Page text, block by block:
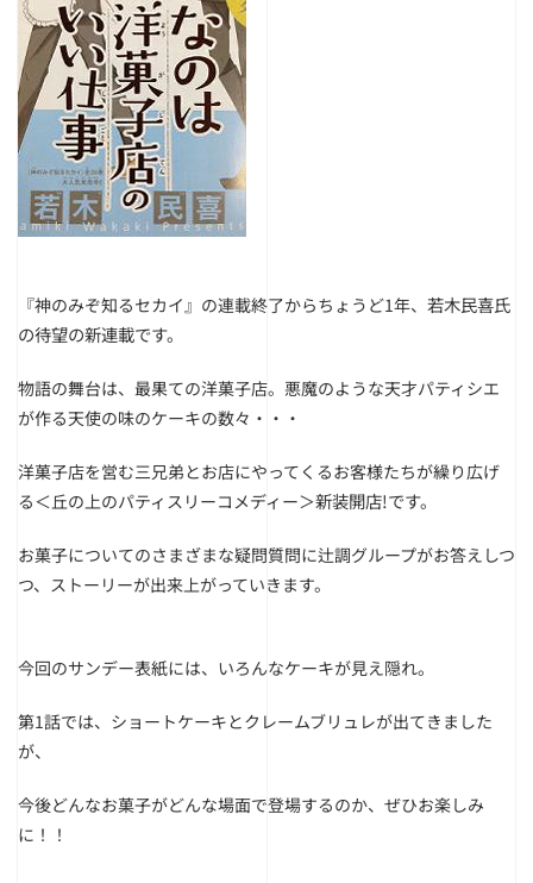
『神のみぞ知るセカイ』の連載終了からちょうど1年、 若木民喜氏
の待望の新連載です。
物語の舞台は、最果ての洋菓子店。悪魔のような天才パティシエ
が作る天使の味のケーキの数々・・・
洋菓子店を営む三兄弟とお店にやってくるお客様たちが繰り広げ
る＜丘の上のパティスリーコメディー＞新装開店!です。
お菓子についてのさまざまな疑問質問に辻調グループがお答えしつ
つ、ストーリーが出来上がっていきます。
今回のサンデー表紙には、いろんなケーキが見え隠れ。
第1話では、ショートケーキとクレームブリュレが出てきました
が、
今後どんなお菓子がどんな場面で登場するのか、ぜひお楽しみ
に！！